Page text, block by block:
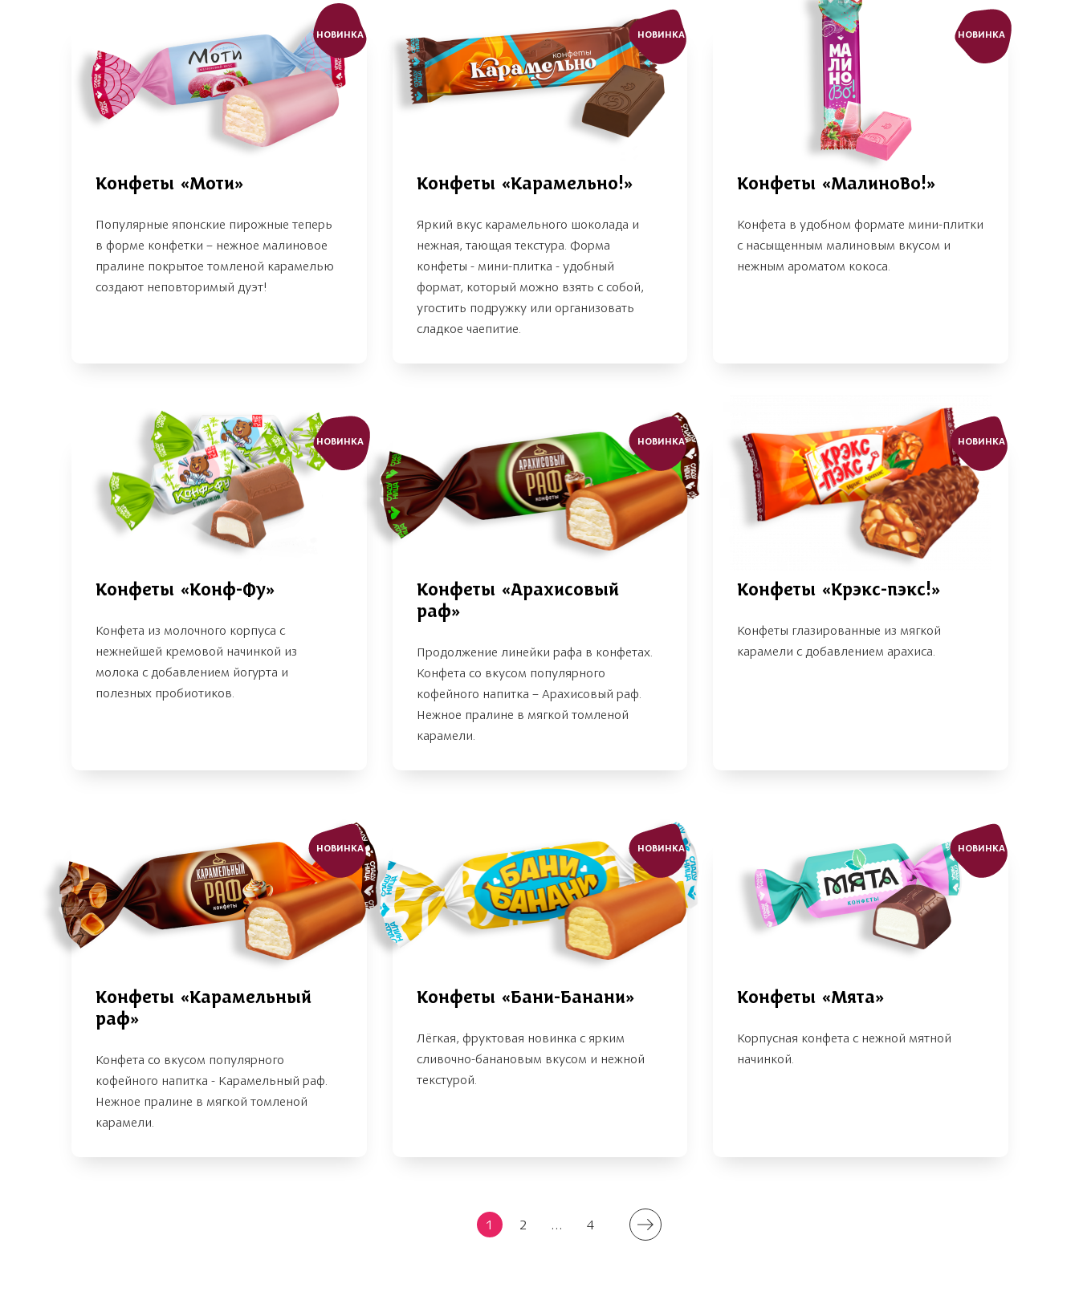
НОВИНКА
Конфеты «Моти»
Популярные японские пирожные теперь
в форме конфетки – нежное малиновое
пралине покрытое томленой карамелью
создают неповторимый дуэт!
НОВИНКА
Конфеты «Карамельно!»
Яркий вкус карамельного шоколада и
нежная, тающая текстура. Форма
конфеты - мини-плитка - удобный
формат, который можно взять с собой,
угостить подружку или организовать
сладкое чаепитие.
НОВИНКА
Конфеты «МалиноВо!»
Конфета в удобном формате мини-плитки
с насыщенным малиновым вкусом и
нежным ароматом кокоса.
НОВИНКА
Конфеты «Конф-Фу»
Конфета из молочного корпуса с
нежнейшей кремовой начинкой из
молока с добавлением йогурта и
полезных пробиотиков.
НОВИНКА
Конфеты «Арахисовый
раф»
Продолжение линейки рафа в конфетах.
Конфета со вкусом популярного
кофейного напитка – Арахисовый раф.
Нежное пралине в мягкой томленой
карамели.
НОВИНКА
Конфеты «Крэкс-пэкс!»
Конфеты глазированные из мягкой
карамели с добавлением арахиса.
НОВИНКА
Конфеты «Карамельный
раф»
Конфета со вкусом популярного
кофейного напитка - Карамельный раф.
Нежное пралине в мягкой томленой
карамели.
НОВИНКА
Конфеты «Бани-Банани»
Лёгкая, фруктовая новинка с ярким
сливочно-банановым вкусом и нежной
текстурой.
НОВИНКА
Конфеты «Мята»
Корпусная конфета с нежной мятной
начинкой.
1 2 ... 4